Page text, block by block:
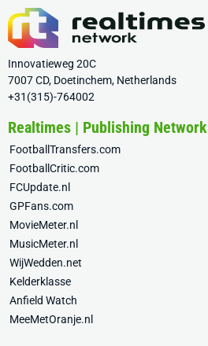
Innovatieweg 20C
7007 CD, Doetinchem, Netherlands
+31(315)-764002
Realtimes | Publishing Network
FootballTransfers.com
FootballCritic.com
FCUpdate.nl
GPFans.com
MovieMeter.nl
MusicMeter.nl
WijWedden.net
Kelderklasse
Anfield Watch
MeeMetOranje.nl